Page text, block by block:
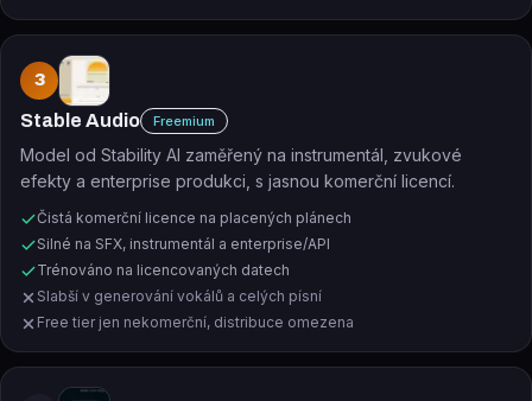
3
Stable Audio Freemium
Model od Stability AI zaměřený na instrumentál, zvukové
efekty a enterprise produkci, s jasnou komerční licencí.
Čistá komerční licence na placených plánech
Silné na SFX, instrumentál a enterprise/API
Trénováno na licencovaných datech
Slabší v generování vokálů a celých písní
Free tier jen nekomerční, distribuce omezena